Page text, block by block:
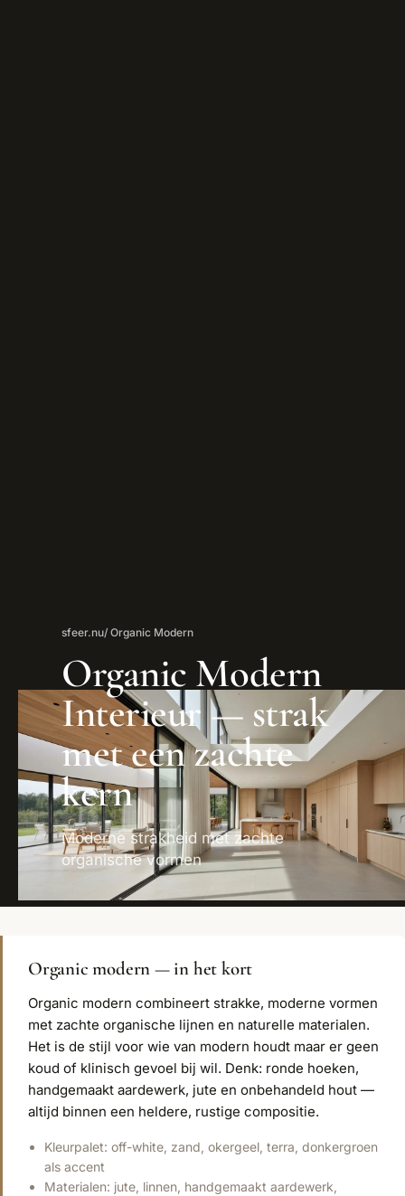
sfeer.nu/ Organic Modern
Organic Modern
Interieur — strak
met een zachte
kern
Moderne strakheid met zachte
organische vormen
Organic modern — in het kort
Organic modern combineert strakke, moderne vormen
met zachte organische lijnen en naturelle materialen.
Het is de stijl voor wie van modern houdt maar er geen
koud of klinisch gevoel bij wil. Denk: ronde hoeken,
handgemaakt aardewerk, jute en onbehandeld hout —
altijd binnen een heldere, rustige compositie.
Kleurpalet: off-white, zand, okergeel, terra, donkergroen
als accent
Materialen: jute, linnen, handgemaakt aardewerk,